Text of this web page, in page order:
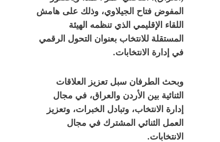
المفوض فتاح الجيلاوي، وذلك على هامش
اللقاء الإقليمي الذي تنظمه الهيئة
المستقلة للانتخاب بعنوان التحول الرقمي
في إدارة الانتخابات.
وبحث الطرفان سبل تعزيز العلاقات
الثنائية بين الأردن والعراق، في مجال
إدارة الانتخاب، وتبادل الخبرات، وتعزيز
العمل الثنائي المشترك في مجال
الانتخابات.